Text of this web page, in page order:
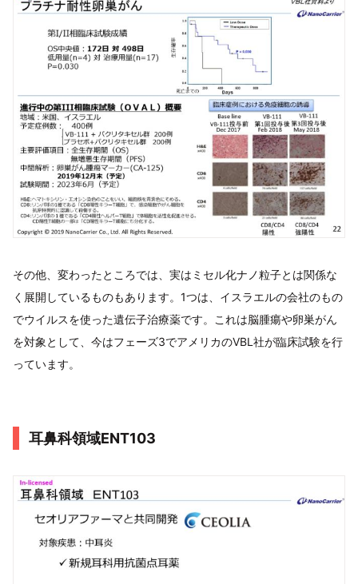
その他、変わったところでは、実はミセル化ナノ粒子とは関係な
く展開しているものもあります。1つは、イスラエルの会社のもの
でウイルスを使った遺伝子治療薬です。これは脳腫瘍や卵巣がん
を対象として、今はフェーズ3でアメリカのVBL社が臨床試験を行
っています。
耳鼻科領域ENT103